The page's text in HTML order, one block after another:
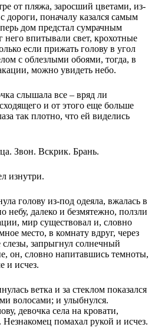
от пляжа, заросший цветами, из-
дороги, поначалу казался самым
дом предстал сумрачным
него впитывали свет, крохотные
если прижать голову в угол
с облезлыми обоями, тогда, в
можно увидеть небо.
слышала все – вряд ли
и от этого еще больше
так плотно, что ей виделись
Звон. Вскрик. Брань.
изнутри.
голову из-под одеяла, вжалась в
небу, далеко и безмятежно, ползли
мир существовал и, словно
место, в комнату вдруг, через
слезы, запрыгнул солнечный
он, словно напитавшись темноты,
и исчез.
ветка и за стеклом показался
волосами; и улыбнулся.
девочка села на кровати,
помахал рукой и исчез.